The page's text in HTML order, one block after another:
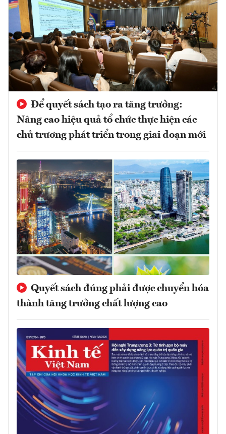
Để quyết sách tạo ra tăng trưởng:
Nâng cao hiệu quả tổ chức thực hiện các
chủ trương phát triển trong giai đoạn mới
Quyết sách đúng phải được chuyển hóa
thành tăng trưởng chất lượng cao